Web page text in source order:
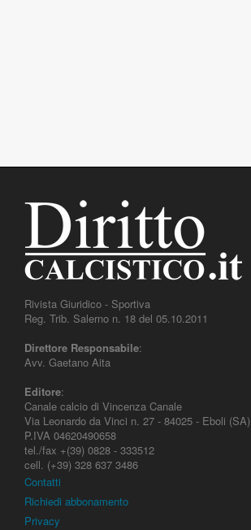
Rivista Giuridico - Sportiva
Reg. Trib. Salerno n. 18 del 05.10.2011
Direttore Responsabile:
Avv. Gaetano Aita
Editore:
Canale calcio di Vincenza Canale
Via Leonardo da Vinci n. 27 - 84025 - Eboli (SA)
P.IVA 04620490658
tel./fax +(39) 0828 - 333512
cell. (+39) 328 637 3486
Contatti
Richiedi abbonamento
Privacy